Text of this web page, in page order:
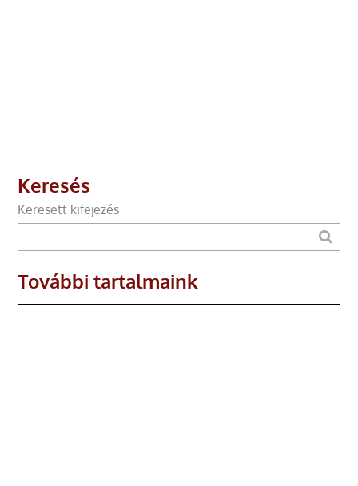
Keresés
Keresett kifejezés
További tartalmaink